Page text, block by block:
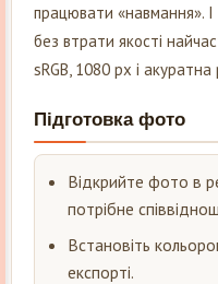
працювати «навмання».
без втрати якості
sRGB, 1080 px і акуратна
Підготовка фото
Відкрийте фото в
потрібне
Встановіть
експорті.